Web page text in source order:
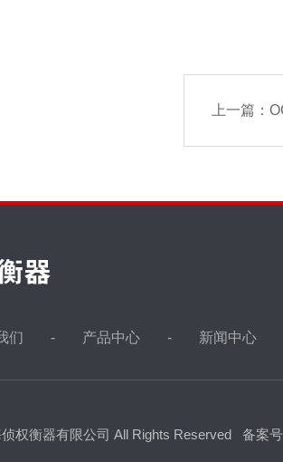
上一篇：
们 产品中心 新闻中心
权衡器有限公司 All Rights Reserved 备案